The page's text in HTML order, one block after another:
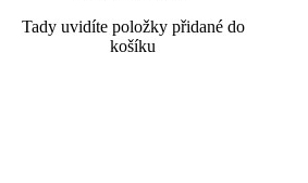
Tady uvidíte položky přidané do
košíku